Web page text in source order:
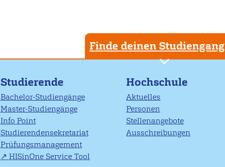
Finde deinen Studiengang
Studierende
Bachelor-Studiengänge
Master-Studiengänge
Info Point
Studierendensekretariat
Prüfungsmanagement
HISinOne Service Tool
Hochschule
Aktuelles
Personen
Stellenangebote
Ausschreibungen